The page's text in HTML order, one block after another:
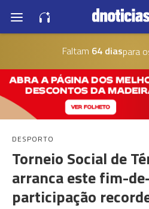
Faltam 64 diaspara
DESPORTO
Torneio Social de
arranca este fim-
participação